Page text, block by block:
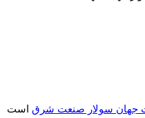
جهان سولار صنعت شرق است